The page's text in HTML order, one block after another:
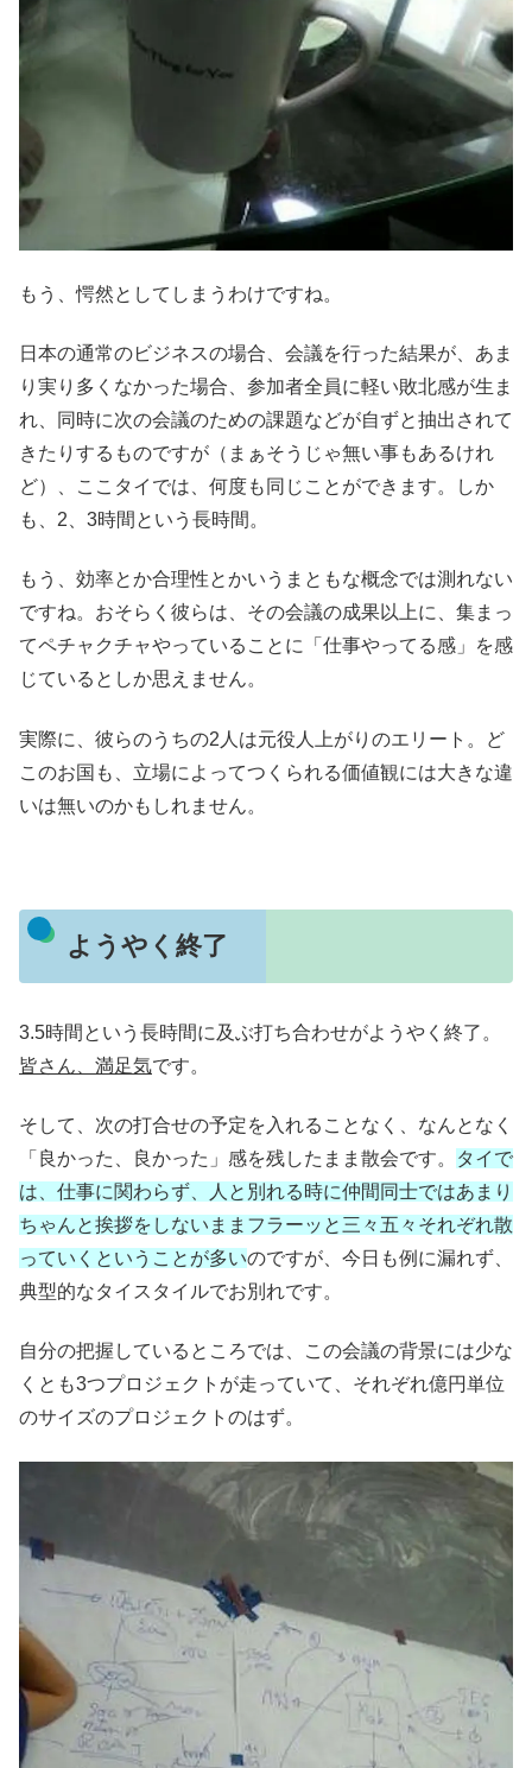
もう、愕然としてしまうわけですね。
日本の通常のビジネスの場合、会議を行った結果が、あま
り実り多くなかった場合、参加者全員に軽い敗北感が生ま
れ、同時に次の会議のための課題などが自ずと抽出されて
きたりするものですが（まぁそうじゃ無い事もあるけれ
ど）、ここタイでは、何度も同じことができます。しか
も、2、3時間という長時間。
もう、効率とか合理性とかいうまともな概念では測れない
ですね。おそらく彼らは、その会議の成果以上に、集まっ
てペチャクチャやっていることに「仕事やってる感」を感
じているとしか思えません。
実際に、彼らのうちの2人は元役人上がりのエリート。ど
このお国も、立場によってつくられる価値観には大きな違
いは無いのかもしれません。
ようやく終了
3.5時間という長時間に及ぶ打ち合わせがようやく終了。
皆さん、満足気です。
そして、次の打合せの予定を入れることなく、なんとなく
「良かった、良かった」感を残したまま散会です。
タイで
は、仕事に関わらず、人と別れる時に仲間同士ではあまり
ちゃんと挨拶をしないままフラーッと三々五々それぞれ散
っていくということが多いのですが、今日も例に漏れず、
典型的なタイスタイルでお別れです。
自分の把握しているところでは、この会議の背景には少な
くとも3つプロジェクトが走っていて、それぞれ億円単位
のサイズのプロジェクトのはず。